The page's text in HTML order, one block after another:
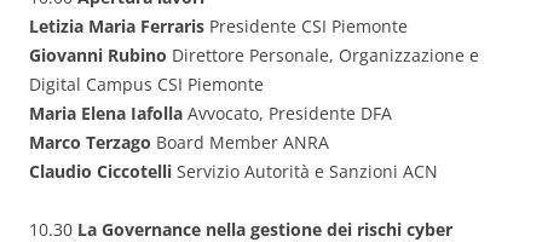
Letizia Maria Ferraris Presidente CSI Piemonte
Giovanni Rubino Direttore Personale, Organizzazione e
Digital Campus CSI Piemonte
Maria Elena Iafolla Avvocato, Presidente DFA
Marco Terzago Board Member ANRA
Claudio Ciccotelli Servizio Autorità e Sanzioni ACN
10.30 La Governance nella gestione dei rischi cyber